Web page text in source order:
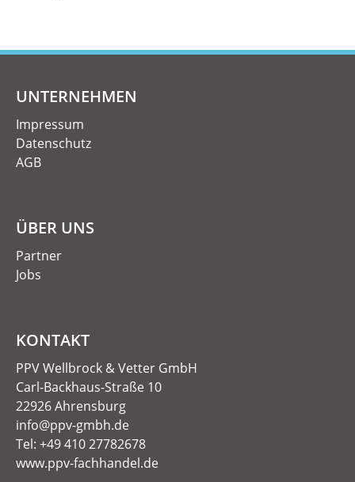
UNTERNEHMEN
Impressum
Datenschutz
AGB
ÜBER UNS
Partner
Jobs
KONTAKT
PPV Wellbrock & Vetter GmbH
Carl-Backhaus-Straße 10
22926 Ahrensburg
info@ppv-gmbh.de
Tel: +49 410 27782678
www.ppv-fachhandel.de